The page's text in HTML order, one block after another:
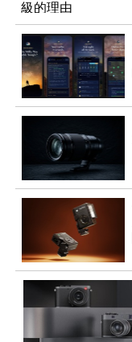
級的理由